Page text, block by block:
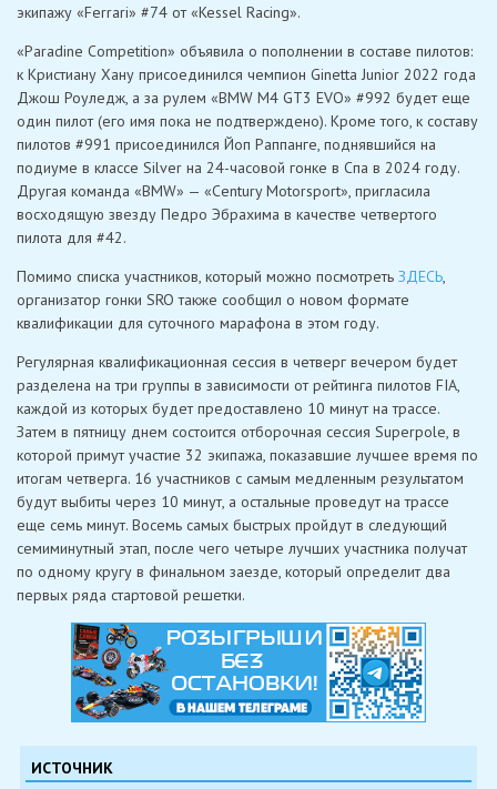
экипажу «Ferrari» #74 от «Kessel Racing».
«Paradine Competition» объявила о пополнении в составе пилотов:
к Кристиану Хану присоединился чемпион Ginetta Junior 2022 года
Джош Роуледж, а за рулем «BMW M4 GT3 EVO» #992 будет еще
один пилот (его имя пока не подтверждено). Кроме того, к составу
пилотов #991 присоединился Йоп Раппанге, поднявшийся на
подиуме в классе Silver на 24-часовой гонке в Спа в 2024 году.
Другая команда «BMW» — «Century Motorsport», пригласила
восходящую звезду Педро Эбрахима в качестве четвертого
пилота для #42.
Помимо списка участников, который можно посмотреть ЗДЕСЬ
организатор гонки SRO также сообщил о новом формате
квалификации для суточного марафона в этом году.
Регулярная квалификационная сессия в четверг вечером будет
разделена на три группы в зависимости от рейтинга пилотов FIA,
каждой из которых будет предоставлено 10 минут на трассе.
Затем в пятницу днем ​​состоится отборочная сессия Superpole, в
которой примут участие 32 экипажа, показавшие лучшее время по
итогам четверга. 16 участников с самым медленным результатом
будут выбиты через 10 минут, а остальные проведут на трассе
еще семь минут. Восемь самых быстрых пройдут в следующий
семиминутный этап, после чего четыре лучших участника получат
по одному кругу в финальном заезде, который определит два
первых ряда стартовой решетки.
ИСТОЧНИК